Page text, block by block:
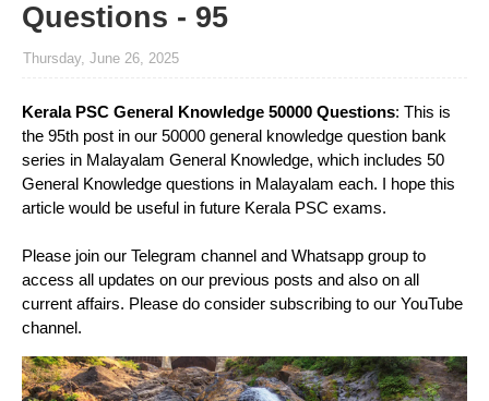
Questions - 95
Thursday, June 26, 2025
Kerala PSC General Knowledge 50000 Questions: This is
the 95th post in our 50000 general knowledge question bank
series in Malayalam General Knowledge, which includes 50
General Knowledge questions in Malayalam each. I hope this
article would be useful in future Kerala PSC exams.
Please join our Telegram channel and Whatsapp group to
access all updates on our previous posts and also on all
current affairs. Please do consider subscribing to our YouTube
channel.